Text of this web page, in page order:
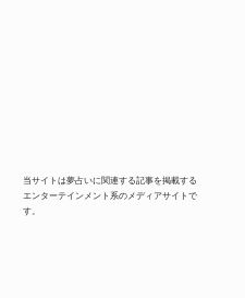
当サイトは夢占いに関連する記事を掲載する
エンターテインメント系のメディアサイトで
す。